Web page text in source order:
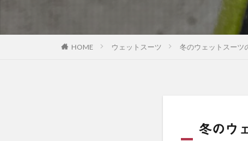
HOME ウェットスーツ 冬のウェットスーツ
冬のウ